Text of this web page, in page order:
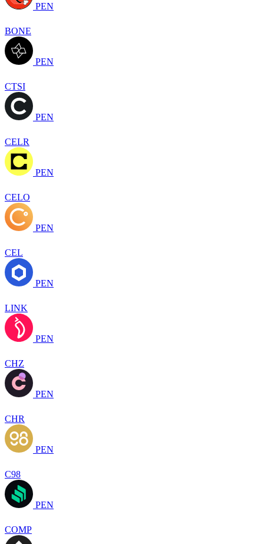
PEN
BONE
PEN
CTSI
PEN
CELR
PEN
CELO
PEN
CEL
PEN
LINK
PEN
CHZ
PEN
CHR
PEN
C98
PEN
COMP